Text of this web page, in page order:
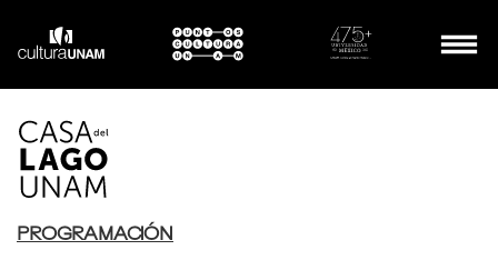
PROGRAMACIÓN